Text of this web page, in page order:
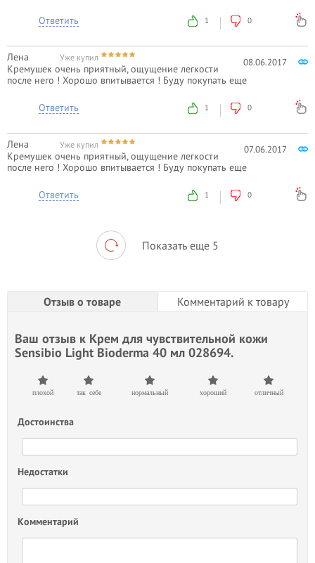
Ответить 1 0
08.06.2017
Лена Уже купил
Кремушек очень приятный, ощущение легкости
после него ! Хорошо впитывается ! Буду покупать еще
Ответить 1 0
07.06.2017
Лена Уже купил
Кремушек очень приятный, ощущение легкости
после него ! Хорошо впитывается ! Буду покупать еще
Ответить 1 0
Показать еще 5
Отзыв о товаре Комментарий к товару
Ваш отзыв к Крем для чувствительной кожи
Sensibio Light Bioderma 40 мл 028694.
плохой так себе нормальный хороший отличный
Достоинства
Недостатки
Комментарий